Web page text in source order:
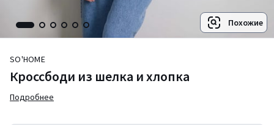
Похожие
SO'HOME
Кроссбоди из шелка и хлопка
Подробнее